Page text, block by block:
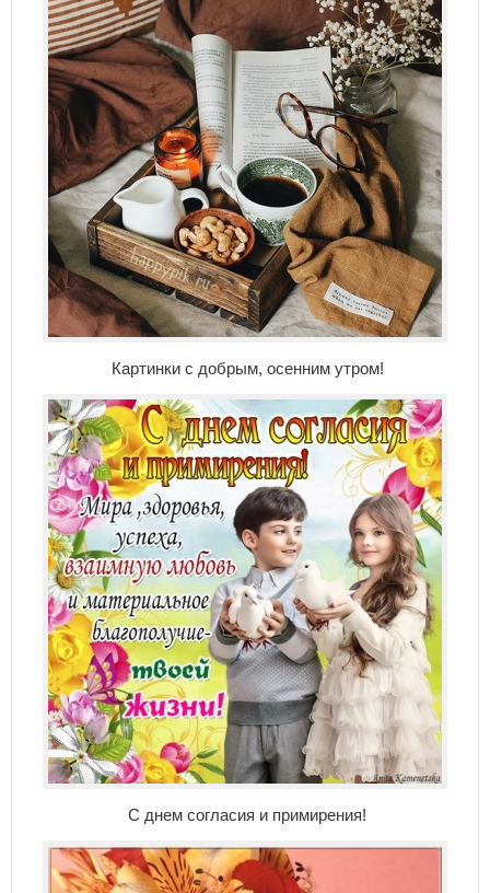
Картинки с добрым, осенним утром!
С днем согласия и примирения!